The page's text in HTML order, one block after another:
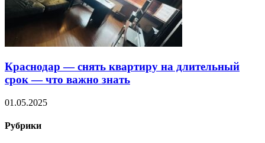
Краснодар — снять квартиру на длительный
срок — что важно знать
01.05.2025
Рубрики